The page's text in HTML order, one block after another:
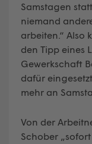
Samstagen
niemand
arbeiten.“ Also
den Tipp eines
Gewerkschaft
dafür
mehr an
Von der
Schober